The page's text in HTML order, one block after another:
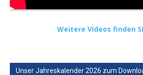
Weitere Videos finden
Unser Jahreskalender 2026 zum